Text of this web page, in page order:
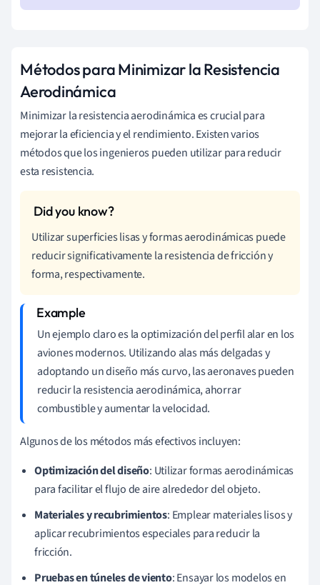
Métodos para Minimizar la Resistencia
Aerodinámica
Minimizar la resistencia aerodinámica es crucial para
mejorar la eficiencia y el rendimiento. Existen varios
métodos que los ingenieros pueden utilizar para reducir
esta resistencia.
Utilizar superficies lisas y formas aerodinámicas puede
reducir significativamente la resistencia de fricción y
forma, respectivamente.
Un ejemplo claro es la optimización del perfil alar en los
aviones modernos. Utilizando alas más delgadas y
adoptando un diseño más curvo, las aeronaves pueden
reducir la resistencia aerodinámica, ahorrar
combustible y aumentar la velocidad.
Algunos de los métodos más efectivos incluyen:
Optimización del diseño: Utilizar formas aerodinámicas
para facilitar el flujo de aire alrededor del objeto.
Materiales y recubrimientos: Emplear materiales lisos y
aplicar recubrimientos especiales para reducir la
fricción.
Pruebas en túneles de viento: Ensayar los modelos en